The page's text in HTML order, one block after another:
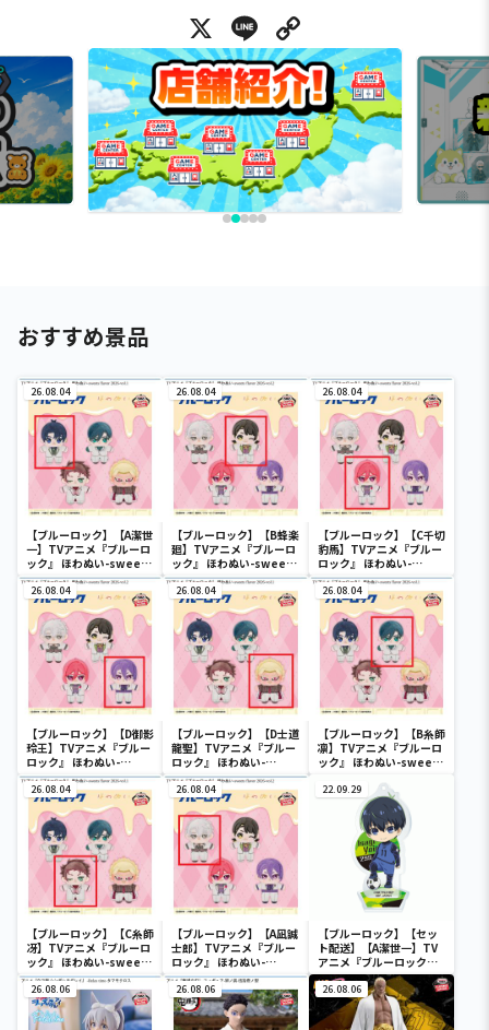
X Line
おすすめ景品
26.08.04
【ブルーロック】【A潔世
一】TVアニメ『ブルーロ
ック』 ほわぬい-sweets
flavor 2026-vol.1
26.08.04
【ブルーロック】【B蜂楽
廻】TVアニメ『ブルーロ
ック』 ほわぬい-sweets
flavor 2026-vol.2
26.08.04
【ブルーロック】【C千切
豹馬】TVアニメ『ブルー
ロック』 ほわぬい-
sweets flavor 2026-
vol.2
26.08.04
【ブルーロック】【D御影
玲王】TVアニメ『ブルー
ロック』 ほわぬい-
sweets flavor 2026-
vol.2
26.08.04
【ブルーロック】【D士道
龍聖】TVアニメ『ブルー
ロック』 ほわぬい-
sweets flavor 2026-
vol.1
26.08.04
【ブルーロック】【B糸師
凛】TVアニメ『ブルーロ
ック』 ほわぬい-sweets
26.08.04
【ブルーロック】【C糸師
冴】TVアニメ『ブルーロ
ック』 ほわぬい-sweets
flavor 2026-vol.1
26.08.04
【ブルーロック】【A凪誠
士郎】TVアニメ『ブルー
ロック』 ほわぬい-
sweets flavor 2026-
vol.2
22.09.29
【ブルーロック】【セッ
ト配送】【A潔世一】TV
アニメ『ブルーロック』
スタンド付きデフォルメ
アクリルプレートvol.1
26.08.06 26.08.06 26.08.06